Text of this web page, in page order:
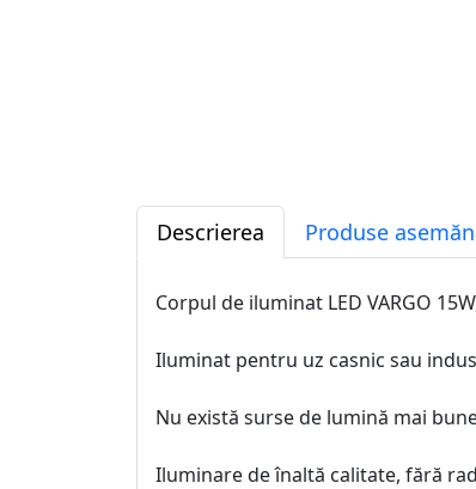
Descrierea Produse
Corpul de iluminat LED VARGO
Iluminat pentru uz casnic sau
Nu există surse de lumină mai
Iluminare de înaltă calitate, fără